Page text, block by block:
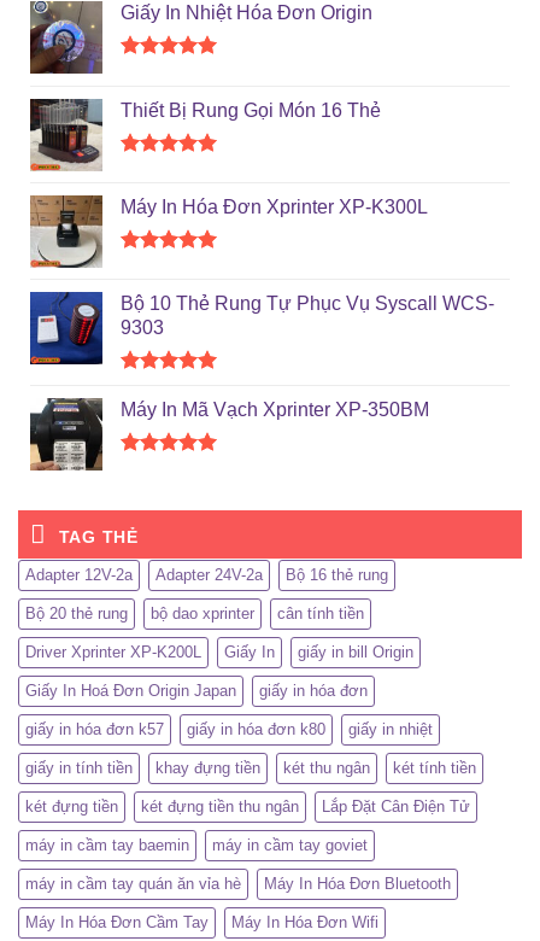
Giấy In Nhiệt Hóa Đơn Origin
5 sao
Thiết Bị Rung Gọi Món 16 Thẻ
5 sao
Máy In Hóa Đơn Xprinter XP-K300L
5 sao
Bộ 10 Thẻ Rung Tự Phục Vụ Syscall WCS-
9303
hạng5.00
Máy In Mã Vạch Xprinter XP-350BM
5 sao
TAG THẺ
Adapter 12V-2a Adapter 24V-2a Bộ 16 thẻ rung
Bộ 20 thẻ rung bộ dao xprinter cân tính tiền
Driver Xprinter XP-K200L Giấy In giấy in bill Origin
Giấy In Hoá Đơn Origin Japan giấy in hóa đơn
giấy in hóa đơn k57 giấy in hóa đơn k80 giấy in nhiệt
giấy in tính tiền khay đựng tiền két thu ngân két tính tiền
két đựng tiền két đựng tiền thu ngân Lắp Đặt Cân Điện Tử
máy in cầm tay baemin máy in cầm tay goviet
máy in cầm tay quán ăn vỉa hè Máy In Hóa Đơn Bluetooth
Máy In Hóa Đơn Cầm Tay Máy In Hóa Đơn Wifi